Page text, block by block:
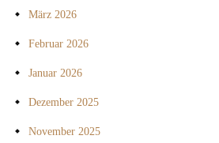
März 2026
Februar 2026
Januar 2026
Dezember 2025
November 2025